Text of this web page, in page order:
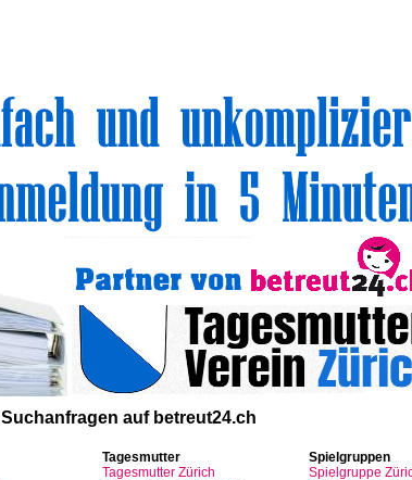
Suchanfragen aufbetreut24.ch
Tagesmutter
Tagesmutter Zürich
Spielgruppen
Spielgruppe